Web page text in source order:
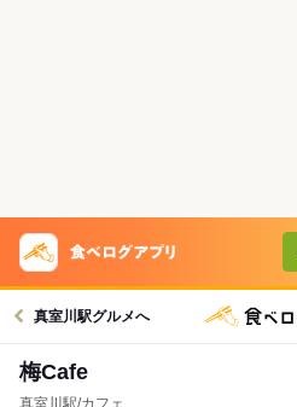
真室川駅グルメへ
梅Cafe
真室川駅/カフェ